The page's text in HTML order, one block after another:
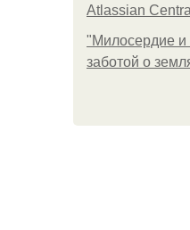
Atlassian
"Милосердие и
заботой о